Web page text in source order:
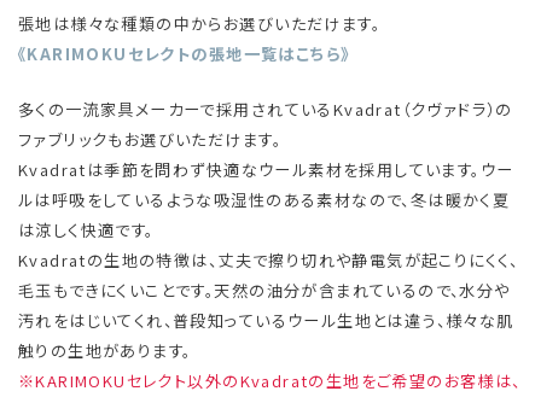
張地は様々な種類の中からお選びいただけます。
《KARIMOKUセレクトの張地一覧はこちら》
多くの一流家具メーカーで採用されているKvadrat（クヴァドラ）の
ファブリックもお選びいただけます。
Kvadratは季節を問わず快適なウール素材を採用しています。ウー
ルは呼吸をしているような吸湿性のある素材なので、冬は暖かく夏
は涼しく快適です。
Kvadratの生地の特徴は、丈夫で擦り切れや静電気が起こりにくく、
毛玉もできにくいことです。天然の油分が含まれているので、水分や
汚れをはじいてくれ、普段知っているウール生地とは違う、様々な肌
触りの生地があります。
※KARIMOKUセレクト以外のKvadratの生地をご希望のお客様は、